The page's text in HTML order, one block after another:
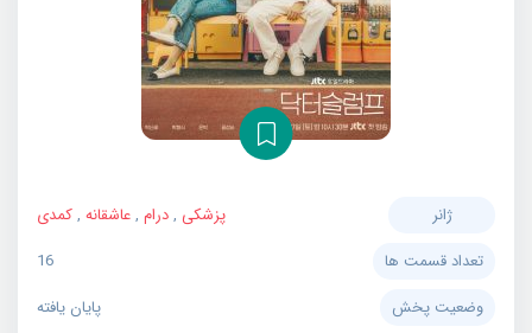
ژانر پزشکی ,درام ,عاشقانه ,کمدی
تعداد قسمت ها
16
وضعیت پخش
پایان یافته